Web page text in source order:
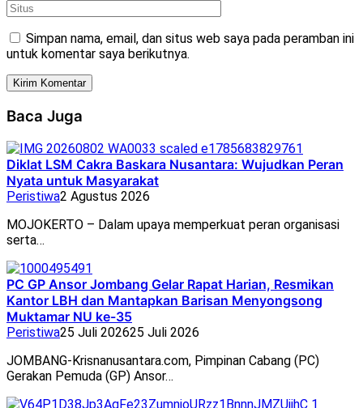
Simpan nama, email, dan situs web saya pada peramban ini
untuk komentar saya berikutnya.
Baca Juga
Diklat LSM Cakra Baskara Nusantara: Wujudkan Peran
Nyata untuk Masyarakat
Peristiwa2 Agustus 2026
MOJOKERTO – Dalam upaya memperkuat peran organisasi
serta…
PC GP Ansor Jombang Gelar Rapat Harian, Resmikan
Kantor LBH dan Mantapkan Barisan Menyongsong
Muktamar NU ke-35
Peristiwa25 Juli 202625 Juli 2026
JOMBANG-Krisnanusantara.com, Pimpinan Cabang (PC)
Gerakan Pemuda (GP) Ansor…